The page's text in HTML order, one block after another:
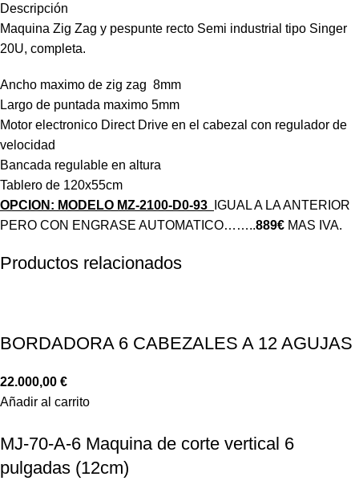
Descripción
Maquina Zig Zag y pespunte recto Semi industrial tipo Singer
20U, completa.
Ancho maximo de zig zag 8mm
Largo de puntada maximo 5mm
Motor electronico Direct Drive en el cabezal con regulador de
velocidad
Bancada regulable en altura
Tablero de 120x55cm
OPCION: MODELO MZ-2100-D0-93
IGUAL A LA ANTERIOR
PERO CON ENGRASE AUTOMATICO……..889€ MAS IVA.
Productos relacionados
BORDADORA 6 CABEZALES A 12 AGUJAS
22.000,00 €
Añadir al carrito
MJ-70-A-6 Maquina de corte vertical 6
pulgadas (12cm)